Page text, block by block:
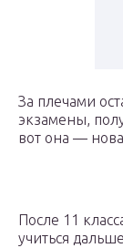
За плечами
экзамены,
вот она —
После 11
учиться